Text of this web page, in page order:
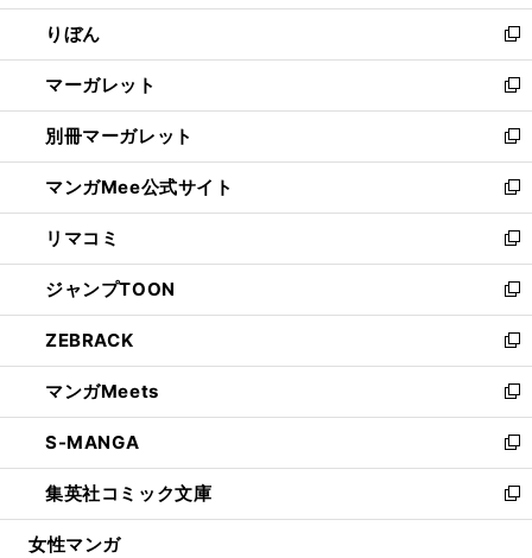
開
く
ウ
で
開
く
ン
ド
ウ
で
開
く
ウ
ィ
ン
ド
ウ
で
開
く
りぼん
新
し
い
ウ
ィ
ン
ド
ウ
で
開
く
マーガレット
新
し
い
ウ
ィ
ン
ド
ウ
で
開
く
別冊マーガレット
新
し
い
ウ
ィ
ン
ド
ウ
で
開
く
マンガMee公式サイト
新
し
い
ウ
ィ
ン
ド
ウ
で
開
く
リマコミ
新
し
い
ウ
ィ
ン
ド
ウ
で
開
く
ジャンプTOON
新
し
い
ウ
ィ
ン
ド
ウ
で
開
ZEBRACK
新
し
い
ウ
ィ
ン
ド
ウ
マンガMeets
新
し
い
ウ
ィ
ン
S-MANGA
新
し
い
ウ
集英社コミック文庫
新
し
女性マンガ